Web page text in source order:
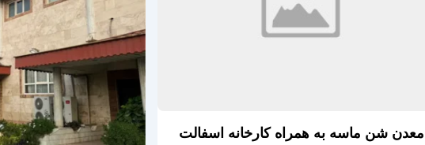
معدن شن ماسه به همراه کارخانه اسفالت